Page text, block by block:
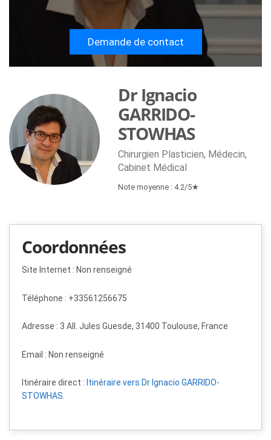
Demande de contact
Dr Ignacio
GARRIDO-
STOWHAS
Chirurgien Plasticien, Médecin,
Cabinet Médical
Note moyenne : 4.2/5★
Coordonnées
Site Internet : Non renseigné
Téléphone : +33561256675
Adresse : 3 All. Jules Guesde, 31400 Toulouse, France
Email : Non renseigné
Itinéraire direct : Itinéraire vers Dr Ignacio GARRIDO-
STOWHAS.